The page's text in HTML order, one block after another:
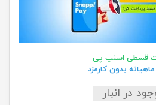
قسطی اسنپ پی
در انبار